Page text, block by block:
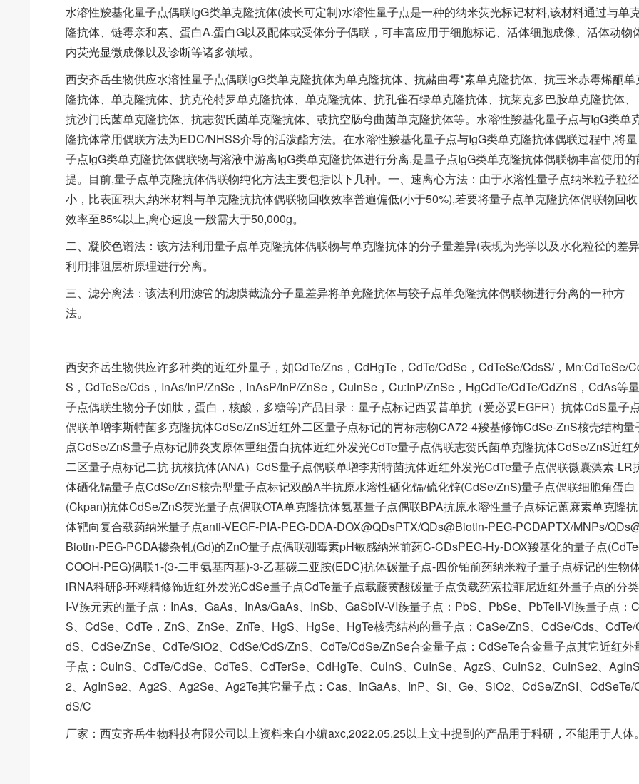
水溶性羧基化量子点偶联IgG类单克隆抗体(波长可定制)水溶性量子点是一种的纳米荧光标记材料,该材料通过与单
隆抗体、链霉亲和素、蛋白A.蛋白G以及配体或受体分子偶联，可丰富应用于细胞标记、活体细胞成像、活体动物
内荧光显微成像以及诊断等诸多领域。
西安齐岳生物供应水溶性量子点偶联IgG类单克隆抗体为单克隆抗体、抗赭曲霉*素单克隆抗体、抗玉米赤霉烯酮单
隆抗体、单克隆抗体、抗克伦特罗单克隆抗体、单克隆抗体、抗孔雀石绿单克隆抗体、抗莱克多巴胺单克隆抗体、
抗沙门氏菌单克隆抗体、抗志贺氏菌单克隆抗体、或抗空肠弯曲菌单克隆抗体等。水溶性羧基化量子点与IgG类单
隆抗体常用偶联方法为EDC/NHSS介导的活泼酯方法。在水溶性羧基化量子点与IgG类单克隆抗体偶联过程中,将量
子点IgG类单克隆抗体偶联物与溶液中游离IgG类单克隆抗体进行分离,是量子点IgG类单克隆抗体偶联物丰富使用的
提。目前,量子点单克隆抗体偶联物纯化方法主要包括以下几种。一、速离心方法：由于水溶性量子点纳米粒子粒径
小，比表面积大,纳米材料与单克隆抗抗体偶联物回收效率普遍偏低(小于50%),若要将量子点单克隆抗体偶联物回收
效率至85%以上,离心速度一般需大于50,000g。
二、凝胶色谱法：该方法利用量子点单克隆抗体偶联物与单克隆抗体的分子量差异(表现为光学以及水化粒径的差
利用排阻层析原理进行分离。
三、滤分离法：该法利用滤管的滤膜截流分子量差异将单竞隆抗体与较子点单免隆抗体偶联物进行分离的一种方
法。
西安齐岳生物供应许多种类的近红外量子，如CdTe/Zns，CdHgTe，CdTe/CdSe，CdTeSe/CdsS/，Mn:CdTeSe/
S，CdTeSe/Cds，InAs/InP/ZnSe，InAsP/InP/ZnSe，CulnSe，Cu:InP/ZnSe，HgCdTe/CdTe/CdZnS，CdAs等量
子点偶联生物分子(如肽，蛋白，核酸，多糖等)产品目录：量子点标记西妥昔单抗（爱必妥EGFR）抗体CdS量子
偶联单增李斯特菌多克隆抗体CdSe/ZnS近红外二区量子点标记的胃标志物CA72-4羧基修饰CdSe-ZnS核壳结构量
点CdSe/ZnS量子点标记肺炎支原体重组蛋白抗体近红外发光CdTe量子点偶联志贺氏菌单克隆抗体CdSe/ZnS近红
二区量子点标记二抗 抗核抗体(ANA）CdS量子点偶联单增李斯特菌抗体近红外发光CdTe量子点偶联微囊藻素-LR
体硒化镉量子点CdSe/ZnS核壳型量子点标记双酚A半抗原水溶性硒化镉/硫化锌(CdSe/ZnS)量子点偶联细胞角蛋白
(Ckpan)抗体CdSe/ZnS荧光量子点偶联OTA单克隆抗体氨基量子点偶联BPA抗原水溶性量子点标记蓖麻素单克隆抗
体靶向复合载药纳米量子点anti-VEGF-PIA-PEG-DDA-DOX@QDsPTX/QDs@Biotin-PEG-PCDAPTX/MNPs/
Biotin-PEG-PCDA掺杂钆(Gd)的ZnO量子点偶联硼霉素pH敏感纳米前药C-CDsPEG-Hy-DOX羧基化的量子点
COOH-PEG)偶联1-(3-二甲氨基丙基)-3-乙基碳二亚胺(EDC)抗体碳量子点-四价铂前药纳米粒子量子点标记的生物
iRNA科研β-环糊精修饰近红外发光CdSe量子点CdTe量子点载藤黄酸碳量子点负载药索拉菲尼近红外量子点的分
I-V族元素的量子点：InAs、GaAs、InAs/GaAs、InSb、GaSbIV-VI族量子点：PbS、PbSe、PbTeII-VI族量子点：
S、CdSe、CdTe，ZnS、ZnSe、ZnTe、HgS、HgSe、HgTe核壳结构的量子点：CaSe/ZnS、CdSe/Cds、CdTe/
dS、CdSe/ZnSe、CdTe/SiO2、CdSe/CdS/ZnS、CdTe/CdSe/ZnSe合金量子点：CdSeTe合金量子点其它近红外
子点：CuInS、CdTe/CdSe、CdTeS、CdTerSe、CdHgTe、CulnS、CuInSe、AgzS、CuInS2、CuInSe2、AgInS
2、AgInSe2、Ag2S、Ag2Se、Ag2Te其它量子点：Cas、InGaAs、InP、Si、Ge、SiO2、CdSe/ZnSI、CdSeTe/
dS/C
厂家：西安齐岳生物科技有限公司以上资料来自小编axc,2022.05.25以上文中提到的产品用于科研，不能用于人体。